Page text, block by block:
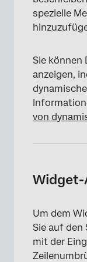
spezielle
Sie können
anzeigen,
von
Widget-
Um dem
Sie auf den
mit der